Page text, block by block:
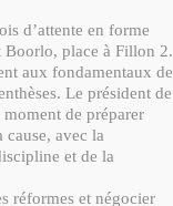
d’attente en forme
Boorlo, place à Fillon 2.
aux fondamentaux de
Le président de
de préparer
cause, avec la
et de la
réformes et négocier